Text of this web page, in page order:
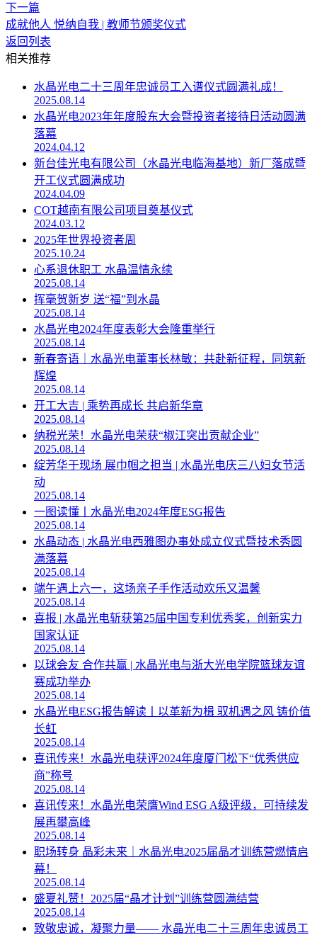
下一篇
成就他人 悦纳自我 | 教师节颁奖仪式
返回列表
相关推荐
水晶光电二十三周年忠诚员工入谱仪式圆满礼成！
2025.08.14
水晶光电2023年年度股东大会暨投资者接待日活动圆满
落幕
2024.04.12
新台佳光电有限公司（水晶光电临海基地）新厂落成暨
开工仪式圆满成功
2024.04.09
COT越南有限公司项目奠基仪式
2024.03.12
2025年世界投资者周
2025.10.24
心系退休职工 水晶温情永续
2025.08.14
挥毫贺新岁 送“福”到水晶
2025.08.14
水晶光电2024年度表彰大会隆重举行
2025.08.14
新春寄语｜水晶光电董事长林敏：共赴新征程，同筑新
辉煌
2025.08.14
开工大吉 | 乘势再成长 共启新华章
2025.08.14
纳税光荣！水晶光电荣获“椒江突出贡献企业”
2025.08.14
绽芳华于现场 展巾帼之担当 | 水晶光电庆三八妇女节活
动
2025.08.14
一图读懂丨水晶光电2024年度ESG报告
2025.08.14
水晶动态 | 水晶光电西雅图办事处成立仪式暨技术秀圆
满落幕
2025.08.14
端午遇上六一，这场亲子手作活动欢乐又温馨
2025.08.14
喜报 | 水晶光电斩获第25届中国专利优秀奖，创新实力
国家认证
2025.08.14
以球会友 合作共赢 | 水晶光电与浙大光电学院篮球友谊
赛成功举办
2025.08.14
水晶光电ESG报告解读丨以革新为楫 驭机遇之风 铸价值
长虹
2025.08.14
喜讯传来！水晶光电获评2024年度厦门松下“优秀供应
商”称号
2025.08.14
喜讯传来！水晶光电荣膺Wind ESG A级评级，可持续发
展再攀高峰
2025.08.14
职场转身 晶彩未来｜水晶光电2025届晶才训练营燃情启
幕！
2025.08.14
盛夏礼赞！2025届“晶才计划”训练营圆满结营
2025.08.14
致敬忠诚，凝聚力量—— 水晶光电二十三周年忠诚员工